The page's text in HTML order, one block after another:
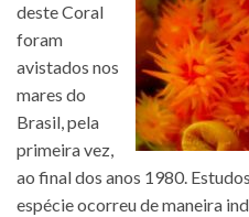
deste Coral
foram
avistados nos
mares do
Brasil, pela
primeira vez,
ao final dos anos 1980.
espécie ocorreu de maneira